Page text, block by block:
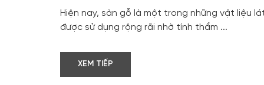
Hiện nay, sàn gỗ là một trong những vật liệu
được sử dụng rộng rãi nhờ tính thẩm ...
XEM TIẾP